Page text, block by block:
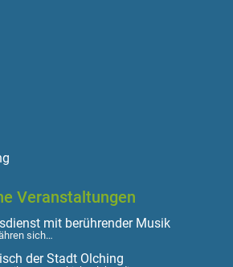
Veranstaltungen
mit berührender Musik
sich…
der Stadt Olching